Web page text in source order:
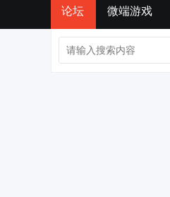
论坛 微端游戏